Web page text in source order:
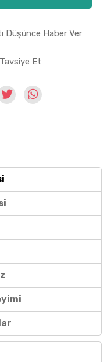
Düşünce Haber Ver
Tavsiye Et